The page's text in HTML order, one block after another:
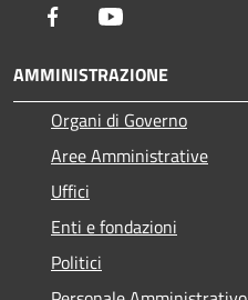
Facebook
AMMINISTRAZIONE
Organi di Governo
Aree Amministrative
Uffici
Enti e fondazioni
Politici